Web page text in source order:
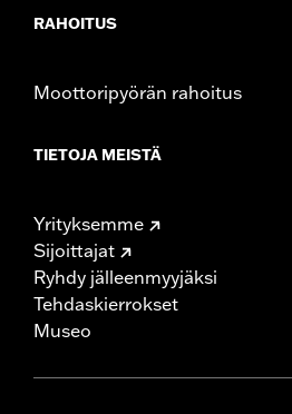
RAHOITUS
Moottoripyörän rahoitus
TIETOJA MEISTÄ
Yrityksemme
Sijoittajat
Ryhdy jälleenmyyjäksi
Tehdaskierrokset
Museo